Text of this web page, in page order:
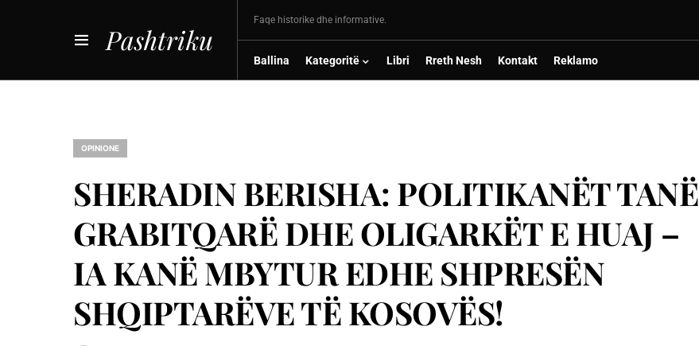
Pashtriku
Faqe historike dhe informative.
Ballina Kategoritë Libri Rreth Nesh Kontakt Reklamo
OPINIONE
SHERADIN BERISHA: POLITIKANËT TANË
GRABITQARË DHE OLIGARKËT E HUAJ –
IA KANË MBYTUR EDHE SHPRESËN
SHQIPTARËVE TË KOSOVËS!